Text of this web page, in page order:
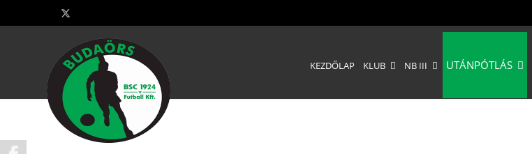
KEZDŐLAP KLUB NB III UTÁNPÓTLÁS